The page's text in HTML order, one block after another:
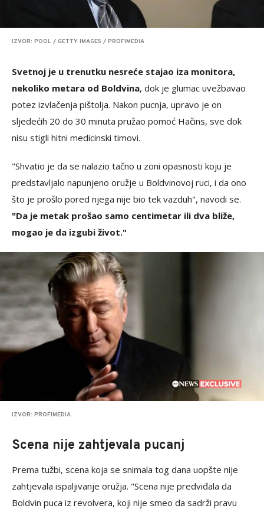
IZVOR: POOL / GETTY IMAGES / PROFIMEDIA
Svetnoj je u trenutku nesreće stajao iza monitora,
nekoliko metara od Boldvina, dok je glumac uvežbavao
potez izvlačenja pištolja. Nakon pucnja, upravo je on
sljedećih 20 do 30 minuta pružao pomoć Hačins, sve dok
nisu stigli hitni medicinski timovi.
"Shvatio je da se nalazio tačno u zoni opasnosti koju je
predstavljalo napunjeno oružje u Boldvinovoj ruci, i da ono
što je prošlo pored njega nije bio tek vazduh", navodi se.
"Da je metak prošao samo centimetar ili dva bliže,
mogao je da izgubi život."
IZVOR: PROFIMEDIA
Scena nije zahtjevala pucanj
Prema tužbi, scena koja se snimala tog dana uopšte nije
zahtjevala ispaljivanje oružja. "Scena nije predviđala da
Boldvin puca iz revolvera, koji nije smeo da sadrži pravu